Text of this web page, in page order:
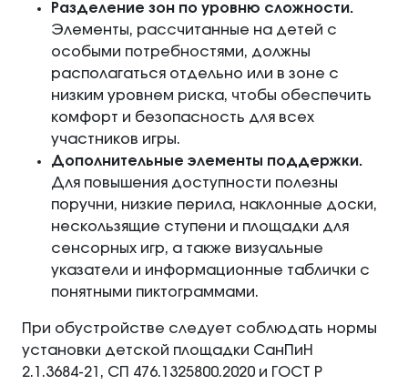
Разделение зон по уровню сложности.
Элементы, рассчитанные на детей с
особыми потребностями, должны
располагаться отдельно или в зоне с
низким уровнем риска, чтобы обеспечить
комфорт и безопасность для всех
участников игры.
Дополнительные элементы поддержки.
Для повышения доступности полезны
поручни, низкие перила, наклонные доски,
нескользящие ступени и площадки для
сенсорных игр, а также визуальные
указатели и информационные таблички с
понятными пиктограммами.
При обустройстве следует соблюдать нормы
установки детской площадки СанПиН
2.1.3684‑21, СП 476.1325800.2020 и ГОСТ Р